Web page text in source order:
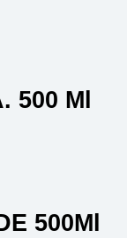
500 Ml
500Ml